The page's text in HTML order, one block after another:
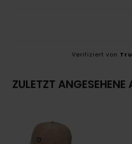
Verifiziert von
ZULETZT ANGESEHENE